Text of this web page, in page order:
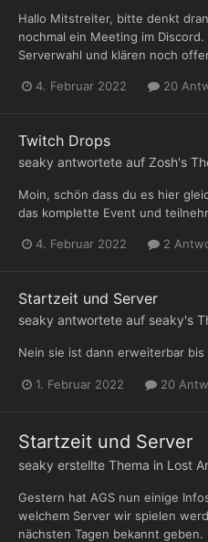
Hallo Mitstreiter, bitte denkt
nochmal ein Meeting im
Serverwahl und klären noch
4. Februar 2022 20
Twitch Drops
seaky antwortete auf Zosh's
Moin, schön dass du es hier
das komplette Event und
4. Februar 2022 2
Startzeit und Server
seaky antwortete auf seaky's
Nein sie ist dann erweiterbar bis
1. Februar 2022 20
Startzeit und Server
seaky erstellte Thema in Lost
Gestern hat AGS nun einige
welchem Server wir spielen
nächsten Tagen bekannt